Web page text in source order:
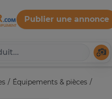
Publier une annonce
Équipements & pièces